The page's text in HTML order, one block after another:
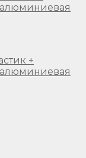
+
алюминиевая